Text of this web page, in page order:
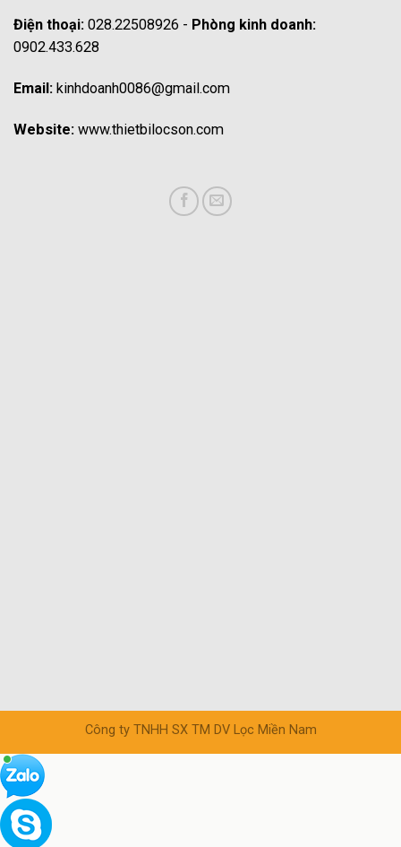
Điện thoại: 028.22508926 - Phòng kinh doanh:
0902.433.628
Email: kinhdoanh0086@gmail.com
Website: www.thietbilocson.com
Công ty TNHH SX TM DV Lọc Miền Nam